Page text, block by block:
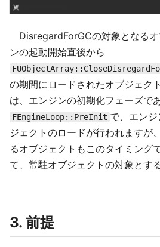
DisregardForGCの対象となる
ンの起動開始直後から
の期間にロードされたオブジェク
は、エンジンの初期化フェーズで
FEngineLoop::PreInit で、エン
ジェクトのロードが行われますが
るオブジェクトもこのタイミング
て、常駐オブジェクトの対象とす
3. 前提